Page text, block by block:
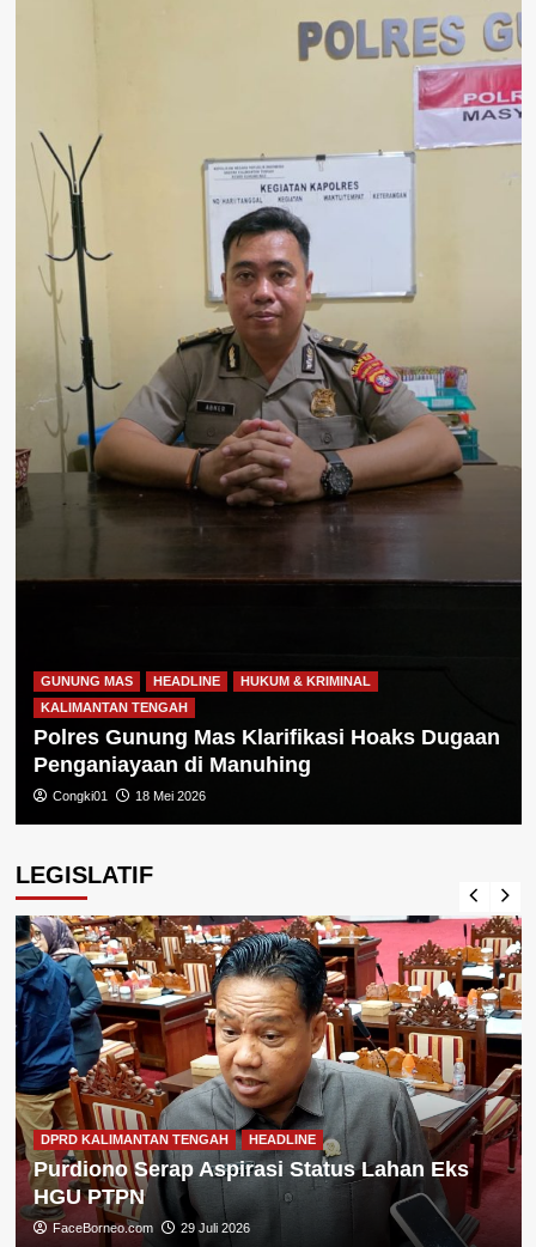
GUNUNG MAS HEADLINE
HUKUM & KRIMINAL
KALIMANTAN TENGAH
Polres Gunung Mas Klarifikasi Hoaks Dugaan
Penganiayaan di Manuhing
Congki01 18 Mei 2026
LEGISLATIF
DPRD KALIMANTAN TENGAH HEADLINE
Purdiono Serap Aspirasi Status Lahan Eks
HGU PTPN
FaceBorneo.com 29 Juli 2026